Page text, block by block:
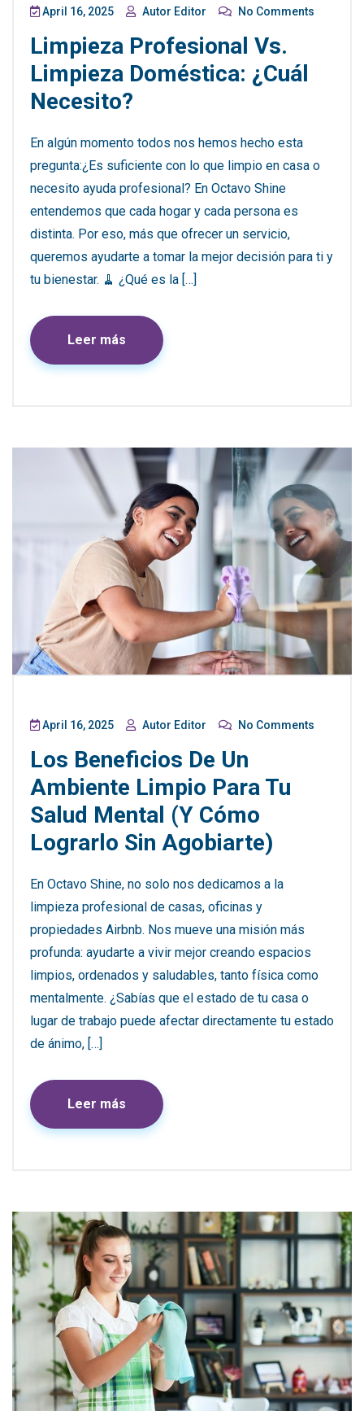
April 16, 2025 Autor Editor No Comments
Limpieza Profesional Vs.
Limpieza Doméstica: ¿cuál
Necesito?
En algún momento todos nos hemos hecho esta
pregunta:¿Es suficiente con lo que limpio en casa o
necesito ayuda profesional? En Octavo Shine
entendemos que cada hogar y cada persona es
distinta. Por eso, más que ofrecer un servicio,
queremos ayudarte a tomar la mejor decisión para ti y
tu bienestar. 🧹 ¿Qué es la […]
Leer más
April 16, 2025 Autor Editor No Comments
Los Beneficios De Un
Ambiente Limpio Para Tu
Salud Mental (y Cómo
Lograrlo Sin Agobiarte)
En Octavo Shine, no solo nos dedicamos a la
limpieza profesional de casas, oficinas y
propiedades Airbnb. Nos mueve una misión más
profunda: ayudarte a vivir mejor creando espacios
limpios, ordenados y saludables, tanto física como
mentalmente. ¿Sabías que el estado de tu casa o
lugar de trabajo puede afectar directamente tu estado
de ánimo, […]
Leer más